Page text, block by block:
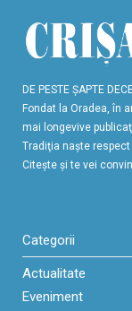
DE PESTE ŞAPTE
Fondat la Oradea, în
mai longevive
Tradiţia naşte respect
Citeşte şi te vei
Categorii
Actualitate
Eveniment